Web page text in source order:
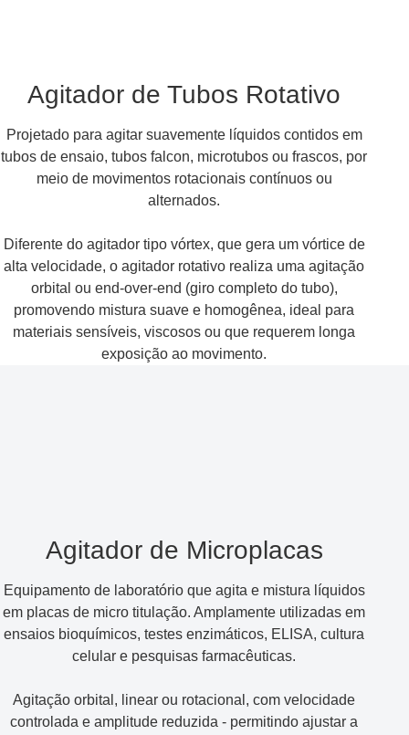
Agitador de Tubos Rotativo
Projetado para agitar suavemente líquidos contidos em
tubos de ensaio, tubos falcon, microtubos ou frascos, por
meio de movimentos rotacionais contínuos ou
alternados.
Diferente do agitador tipo vórtex, que gera um vórtice de
alta velocidade, o agitador rotativo realiza uma agitação
orbital ou end-over-end (giro completo do tubo),
promovendo mistura suave e homogênea, ideal para
materiais sensíveis, viscosos ou que requerem longa
exposição ao movimento.
Agitador de Microplacas
Equipamento de laboratório que agita e mistura líquidos
em placas de micro titulação. Amplamente utilizadas em
ensaios bioquímicos, testes enzimáticos, ELISA, cultura
celular e pesquisas farmacêuticas.
Agitação orbital, linear ou rotacional, com velocidade
controlada e amplitude reduzida - permitindo ajustar a